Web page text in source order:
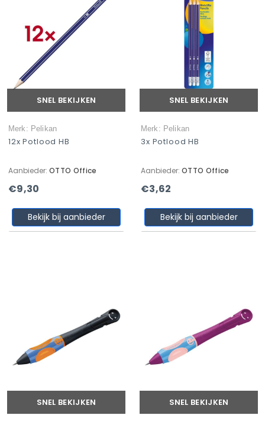
SNEL BEKIJKEN
Merk: Pelikan
12x Potlood HB
Aanbieder: OTTO Office
€9,30
Bekijk bij aanbieder
SNEL BEKIJKEN
Merk: Pelikan
3x Potlood HB
Aanbieder: OTTO Office
€3,62
Bekijk bij aanbieder
SNEL BEKIJKEN SNEL BEKIJKEN